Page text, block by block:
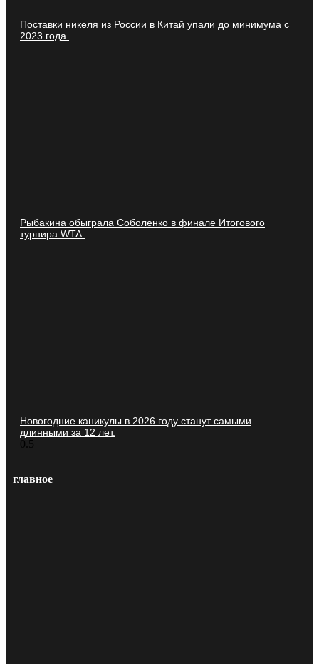
Поставки никеля из России в Китай упали до минимума с
2023 года.
Рыбакина обыграла Соболенко в финале Итогового
турнира WTA.
Новогодние каникулы в 2026 году станут самыми
длинными за 12 лет.
главное